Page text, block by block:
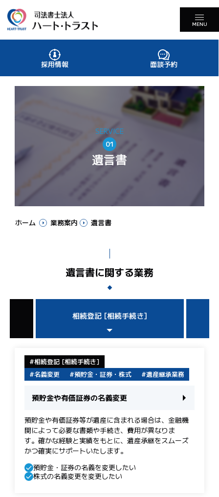
MENU
採用情報 面談予約
SERVICE
01
遺言書
ホーム 業務案内 遺言書
遺言書に関する業務
相続登記 [相続手続き]
相続登記 [相続手続き]
名義変更
預貯金・証券・株式 遺産継承業務
預貯金や有価証券の名義変更
預貯金や有価証券等が遺産に含まれる場合は、金融機
関によって必要な書類や手続き、費用が異なりま
す。 確かな経験と実績をもとに、遺産承継をスムーズ
かつ確実にサポートいたします。
預貯金・証券の名義を変更したい
株式の名義変更を変更したい